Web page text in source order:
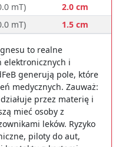
mT)
2.0 cm
mT) 1.5 cm
to realne
elektronicznych i
generują pole, które
medycznych. Zauważ:
przez materię i
mieć osoby z
leków. Ryzyko
piloty do aut,